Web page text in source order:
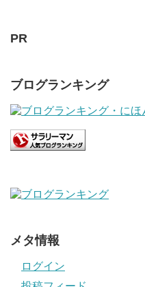
PR
ブログランキング
メタ情報
ログイン